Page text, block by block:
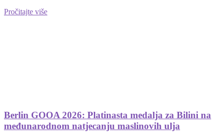
Pročitajte više
Berlin GOOA 2026: Platinasta medalja za Bilini na
međunarodnom natjecanju maslinovih ulja